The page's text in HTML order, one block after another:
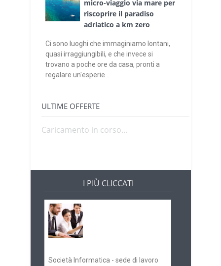
micro-viaggio via mare per
riscoprire il paradiso
adriatico a km zero
Ci sono luoghi che immaginiamo lontani,
quasi irraggiungibili, e che invece si
trovano a poche ore da casa, pronti a
regalare un'esperie...
ULTIME OFFERTE
Caricamento in corso...
I PIÙ CLICCATI
Società Informatica - sede di lavoro